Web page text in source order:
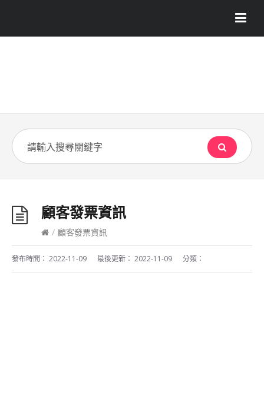
顧客發票資訊
/ 顧客發票資訊
發布時間： 2022-11-09 最後更新： 2022-11-09 分類：